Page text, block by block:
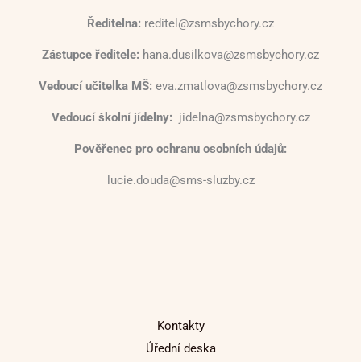
Ředitelna: reditel@zsmsbychory.cz
Zástupce ředitele: hana.dusilkova@zsmsbychory.cz
Vedoucí učitelka MŠ: eva.zmatlova@zsmsbychory.cz
Vedoucí školní jídelny: jidelna@zsmsbychory.cz
Pověřenec pro ochranu osobních údajů:
lucie.douda@sms-sluzby.cz
Kontakty
Úřední deska